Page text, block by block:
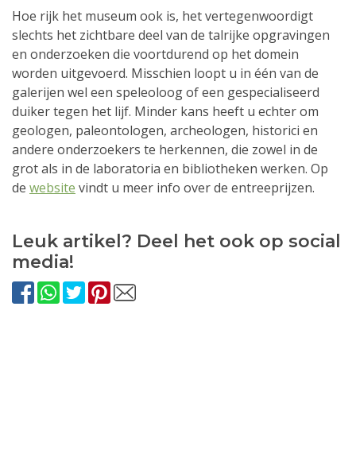
Hoe rijk het museum ook is, het vertegenwoordigt
slechts het zichtbare deel van de talrijke opgravingen
en onderzoeken die voortdurend op het domein
worden uitgevoerd. Misschien loopt u in één van de
galerijen wel een speleoloog of een gespecialiseerd
duiker tegen het lijf. Minder kans heeft u echter om
geologen, paleontologen, archeologen, historici en
andere onderzoekers te herkennen, die zowel in de
grot als in de laboratoria en bibliotheken werken. Op
de website vindt u meer info over de entreeprijzen.
Leuk artikel? Deel het ook op social
media!